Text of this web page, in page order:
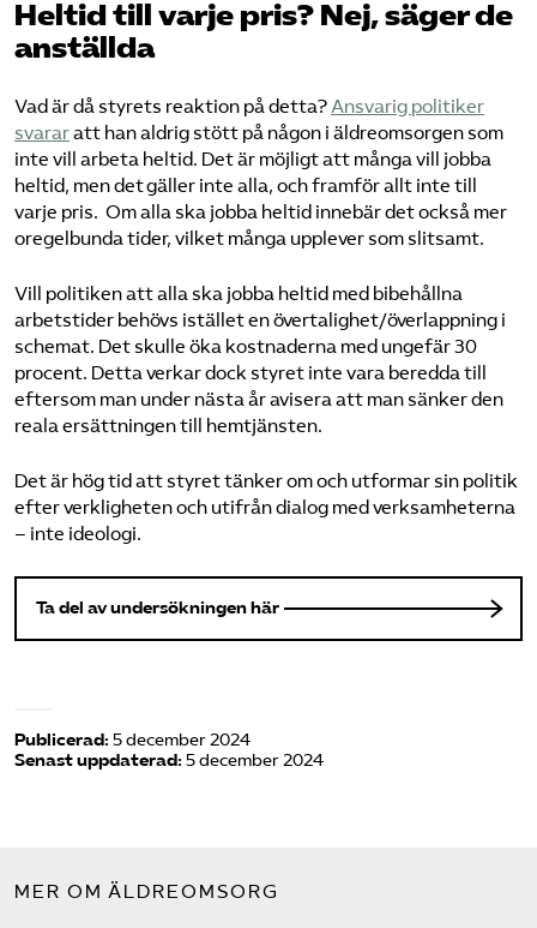
Heltid till varje pris? Nej, säger de
anställda
Vad är då styrets reaktion på detta?Ansvarig politiker
svararatt han aldrig stött på någon i äldreomsorgen som
inte vill arbeta heltid. Det är möjligt att många vill jobba
heltid, men det gäller inte alla, och framför allt inte till
varje pris. Om alla ska jobba heltid innebär det också mer
oregelbunda tider, vilket många upplever som slitsamt.
Vill politiken att alla ska jobba heltid med bibehållna
arbetstider behövs istället en övertalighet/överlappning i
schemat. Det skulle öka kostnaderna med ungefär 30
procent. Detta verkar dock styret inte vara beredda till
eftersom man under nästa år avisera att man sänker den
reala ersättningen till hemtjänsten.
Det är hög tid att styret tänker om och utformar sin politik
efter verkligheten och utifrån dialog med verksamheterna
– inte ideologi.
Ta del av undersökningen här
Publicerad: 5 december 2024
Senast uppdaterad: 5 december 2024
MER OM ÄLDREOMSORG